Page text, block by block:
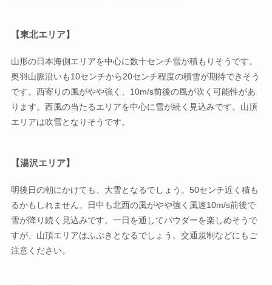
【東北エリア】
山形の日本海側エリアを中心に数十センチ雪が積もりそうです。
奥羽山脈沿いも10センチから20センチ程度の積雪が期待できそう
です。西寄りの風がやや強く、10m/s前後の風が吹く可能性があ
ります。西風の当たるエリアを中心に雪が続く見込みです。山頂
エリアは吹雪となりそうです。
【湯沢エリア】
明後日の朝にかけても、大雪となるでしょう。50センチ近く積も
るかもしれません。日中も北西の風がやや強く風速10m/s前後で
雪が降り続く見込みです。一日を通してパウダーを楽しめそうで
すが、山頂エリアはふぶきとなるでしょう。交通規制などにもご
注意ください。